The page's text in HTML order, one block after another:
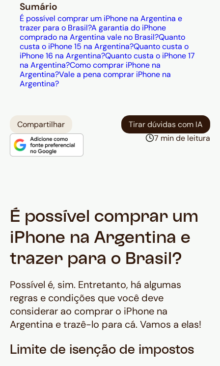
Sumário
É possível comprar um iPhone na Argentina e
trazer para o Brasil?A garantia do iPhone
comprado na Argentina vale no Brasil?Quanto
custa o iPhone 15 na Argentina?Quanto custa o
iPhone 16 na Argentina?Quanto custa o iPhone 17
na Argentina?Como comprar iPhone na
Argentina?Vale a pena comprar iPhone na
Argentina?
Compartilhar
Tirar dúvidas com IA
7 min de leitura
É possível comprar um
iPhone na Argentina e
trazer para o Brasil?
Possível é, sim. Entretanto, há algumas
regras e condições que você deve
considerar ao comprar o iPhone na
Argentina e trazê-lo para cá. Vamos a elas!
Limite de isenção de impostos